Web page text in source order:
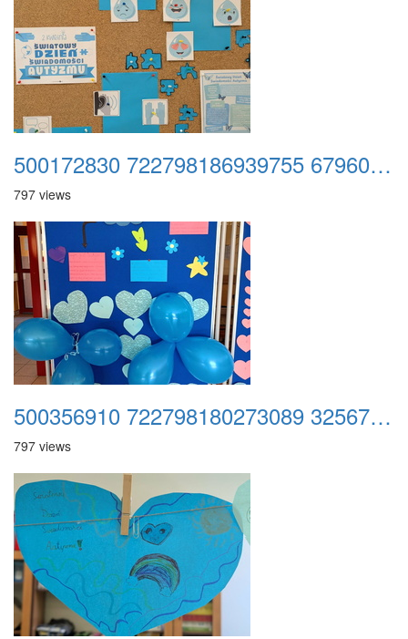
500172830 722798186939755 6796006926759101222 n
797 views
500356910 722798180273089 3256725461502075609 n
797 views